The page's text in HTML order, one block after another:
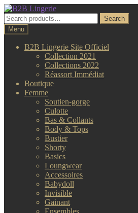
Aller
à
la
navigation
Aller
au
contenu
Search
for:
Search
Menu
B2B Lingerie Site Officiel
Collection 2021
Collections 2022
Réassort Immédiat
Boutique
Femme
Soutien-gorge
Culotte
Bas & Collants
Body & Tops
Bustier
Shorty
Basics
Loungwear
Accessoires
Babydoll
Invisible
Gainant
Ensembles